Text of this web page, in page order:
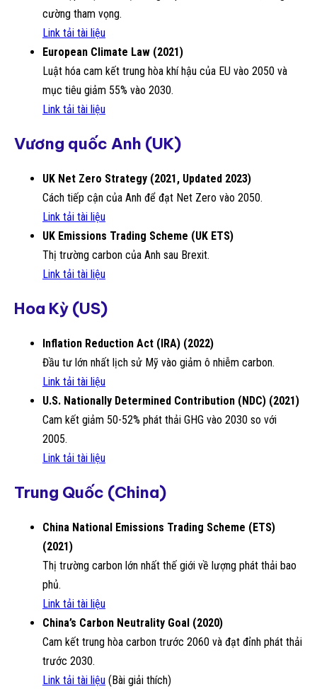
cường tham vọng.
Link tải tài liệu
European Climate Law (2021)
Luật hóa cam kết trung hòa khí hậu của EU vào 2050 và
mục tiêu giảm 55% vào 2030.
Link tải tài liệu
Vương quốc Anh (UK)
UK Net Zero Strategy (2021, Updated 2023)
Cách tiếp cận của Anh để đạt Net Zero vào 2050.
Link tải tài liệu
UK Emissions Trading Scheme (UK ETS)
Thị trường carbon của Anh sau Brexit.
Link tải tài liệu
Hoa Kỳ (US)
Inflation Reduction Act (IRA) (2022)
Đầu tư lớn nhất lịch sử Mỹ vào giảm ô nhiễm carbon.
Link tải tài liệu
U.S. Nationally Determined Contribution (NDC) (2021)
Cam kết giảm 50-52% phát thải GHG vào 2030 so với
2005.
Link tải tài liệu
Trung Quốc (China)
China National Emissions Trading Scheme (ETS)
(2021)
Thị trường carbon lớn nhất thế giới về lượng phát thải bao
phủ.
Link tải tài liệu
China’s Carbon Neutrality Goal (2020)
Cam kết trung hòa carbon trước 2060 và đạt đỉnh phát thải
trước 2030.
Link tải tài liệu (Bài giải thích)